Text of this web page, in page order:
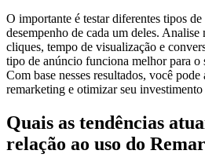
O importante é testar diferentes tipos
desempenho de cada um deles. Analise
cliques, tempo de visualização e
tipo de anúncio funciona melhor para o
Com base nesses resultados, você pode
remarketing e otimizar seu
Quais as tendências
relação ao uso do